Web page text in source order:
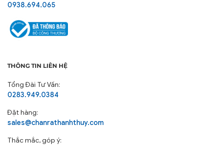
0938.694.065
THÔNG TIN LIÊN HỆ
Tổng Đài Tư Vấn:
0283.949.0384
Đặt hàng:
sales@chanrathanhthuy.com
Thắc mắc, góp ý: